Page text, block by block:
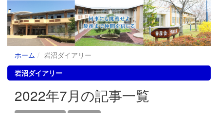
ホーム
岩沼ダイアリー
岩沼ダイアリー
2022年7月の記事一覧